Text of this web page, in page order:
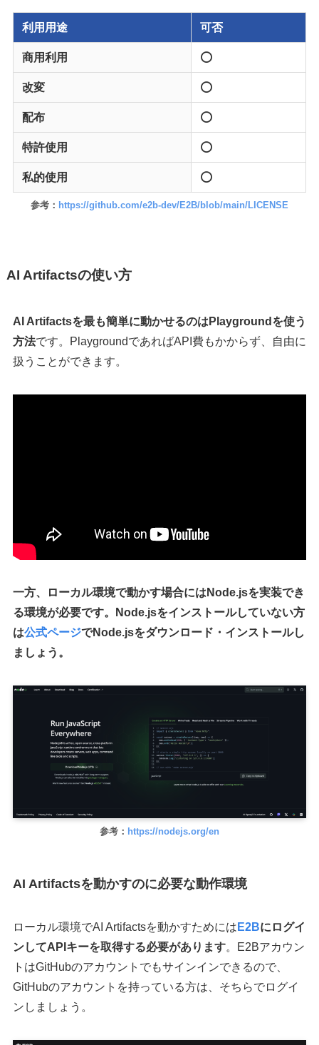
利用用途 可否
商用利用 ⭕️
改変 ⭕️
配布 ⭕️
特許使用 ⭕️
私的使用 ⭕️
参考： https://github.com/e2b-dev/E2B/blob/main/LICENSE
AI Artifactsの使い方
AI Artifactsを最も簡単に動かせるのはPlaygroundを使う
方法です。PlaygroundであればAPI費もかからず、自由に
扱うことができます。
一方、ローカル環境で動かす場合にはNode.jsを実装でき
る環境が必要です。Node.jsをインストールしていない方
は公式ページでNode.jsをダウンロード・インストールし
ましょう。
参考： https://nodejs.org/en
AI Artifactsを動かすのに必要な動作環境
ローカル環境でAI Artifactsを動かすためには E2Bにログイ
ンしてAPIキーを取得する必要があります。E2Bアカウン
トはGitHubのアカウントでもサインインできるので、
GitHubのアカウントを持っている方は、そちらでログイ
ンしましょう。